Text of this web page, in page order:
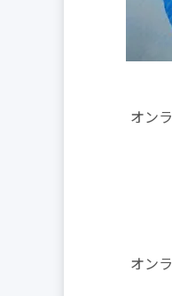
オン
オン